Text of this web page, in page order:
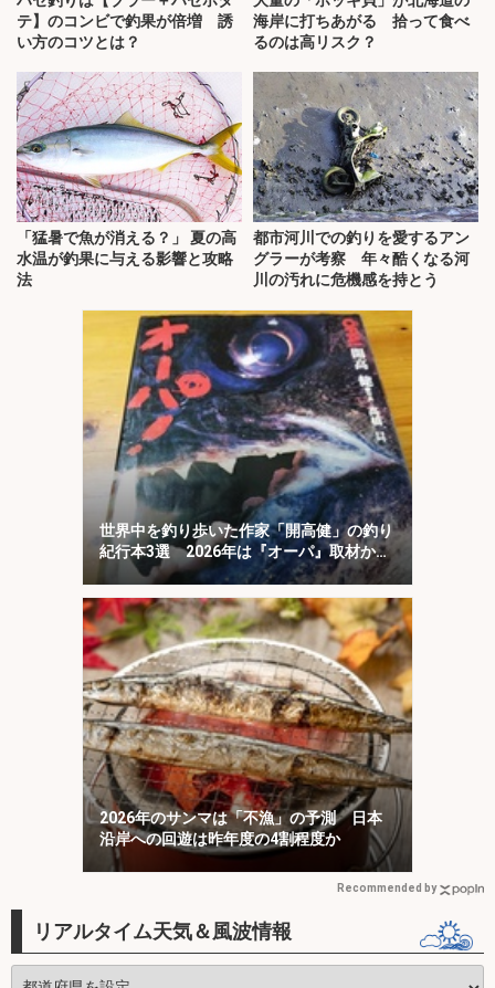
テ】のコンビで釣果が倍増 誘
い方のコツとは？
海岸に打ちあがる 拾って食べ
るのは高リスク？
「猛暑で魚が消える？」 夏の高
水温が釣果に与える影響と攻略
法
都市河川での釣りを愛するアン
グラーが考察 年々酷くなる河
川の汚れに危機感を持とう
世界中を釣り歩いた作家「開高健」の釣り
紀行本3選 2026年は『オーパ』取材から
50周年
2026年のサンマは「不漁」の予測 日本
沿岸への回遊は昨年度の4割程度か
Recommended by
リアルタイム天気＆風波情報